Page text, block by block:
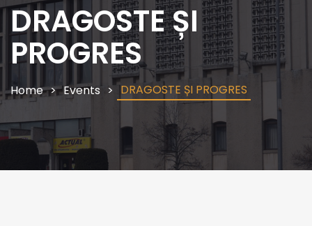
DRAGOSTE ȘI
PROGRES
Home Events DRAGOSTE ȘI PROGRES